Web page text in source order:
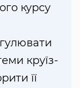
курсу
круїз-
її